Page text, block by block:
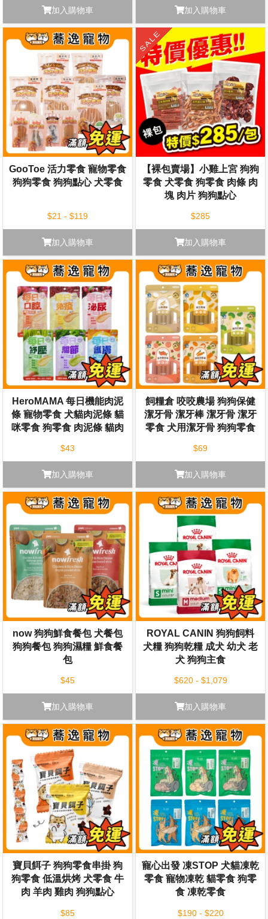
加入購物車 加入購物車
GooToe 活力零食 寵物零食
狗狗零食 狗狗點心 犬零食
$21 - $119
加入購物車
【裸包賣場】小雞上宮 狗狗
零食 犬零食 狗零食 肉條 肉
塊 肉片 狗狗點心
$285
加入購物車
HeroMAMA 每日機能肉泥
條 寵物零食 犬貓肉泥條 貓
咪零食 狗零食 肉泥條 貓肉
$43
加入購物車
飼糧倉 咬咬農場 狗狗保健
潔牙骨 潔牙棒 潔牙骨 潔牙
零食 犬用潔牙骨 狗狗零食
$69
加入購物車
now 狗狗鮮食餐包 犬餐包
狗狗餐包 狗狗濕糧 鮮食餐
包
$45
加入購物車
ROYAL CANIN 狗狗飼料
犬糧 狗狗乾糧 成犬 幼犬 老
犬 狗狗主食
$620 - $1,079
加入購物車
寶貝餌子 狗狗零食串掛 狗
狗零食 低溫烘烤 犬零食 牛
肉 羊肉 雞肉 狗狗點心
$85
寵心出發 凍STOP 犬貓凍乾
零食 寵物凍乾 貓零食 狗零
食 凍乾零食
$190 - $220